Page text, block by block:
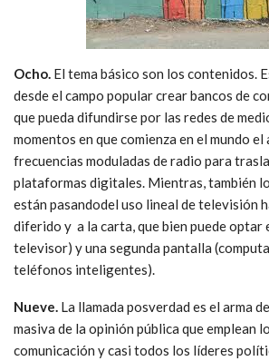
Ocho. El tema básico son los contenidos.
desde el campo popular crear bancos de
que pueda difundirse por las redes de
momentos en que comienza en el mundo el
frecuencias moduladas de radio para
plataformas digitales. Mientras, también
están pasandodel uso lineal de televisión
diferido y a la carta, que bien puede
televisor) y una segunda pantalla
teléfonos inteligentes).
Nueve. La llamada posverdad es el arma
masiva de la opinión pública que emplean
comunicación y casi todos los líderes